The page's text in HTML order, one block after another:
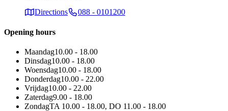
Directions
088 - 0101200
Opening hours
Maandag10.00 - 18.00
Dinsdag10.00 - 18.00
Woensdag10.00 - 18.00
Donderdag10.00 - 22.00
Vrijdag10.00 - 22.00
Zaterdag9.00 - 18.00
ZondagTA 10.00 - 18.00, DO 11.00 - 18.00